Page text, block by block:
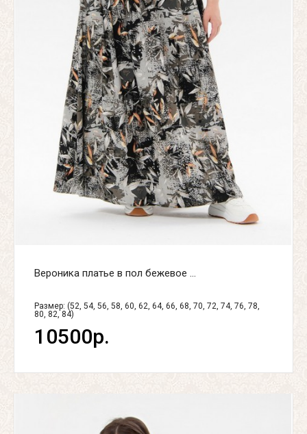
Вероника платье в пол бежевое ...
Размер: (52, 54, 56, 58, 60, 62, 64, 66, 68, 70, 72, 74, 76, 78,
80, 82, 84)
10500р.